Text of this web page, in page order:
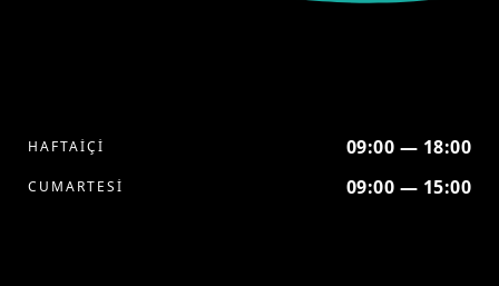
HAFTAİÇİ 09:00 — 18:00
CUMARTESİ 09:00 — 15:00